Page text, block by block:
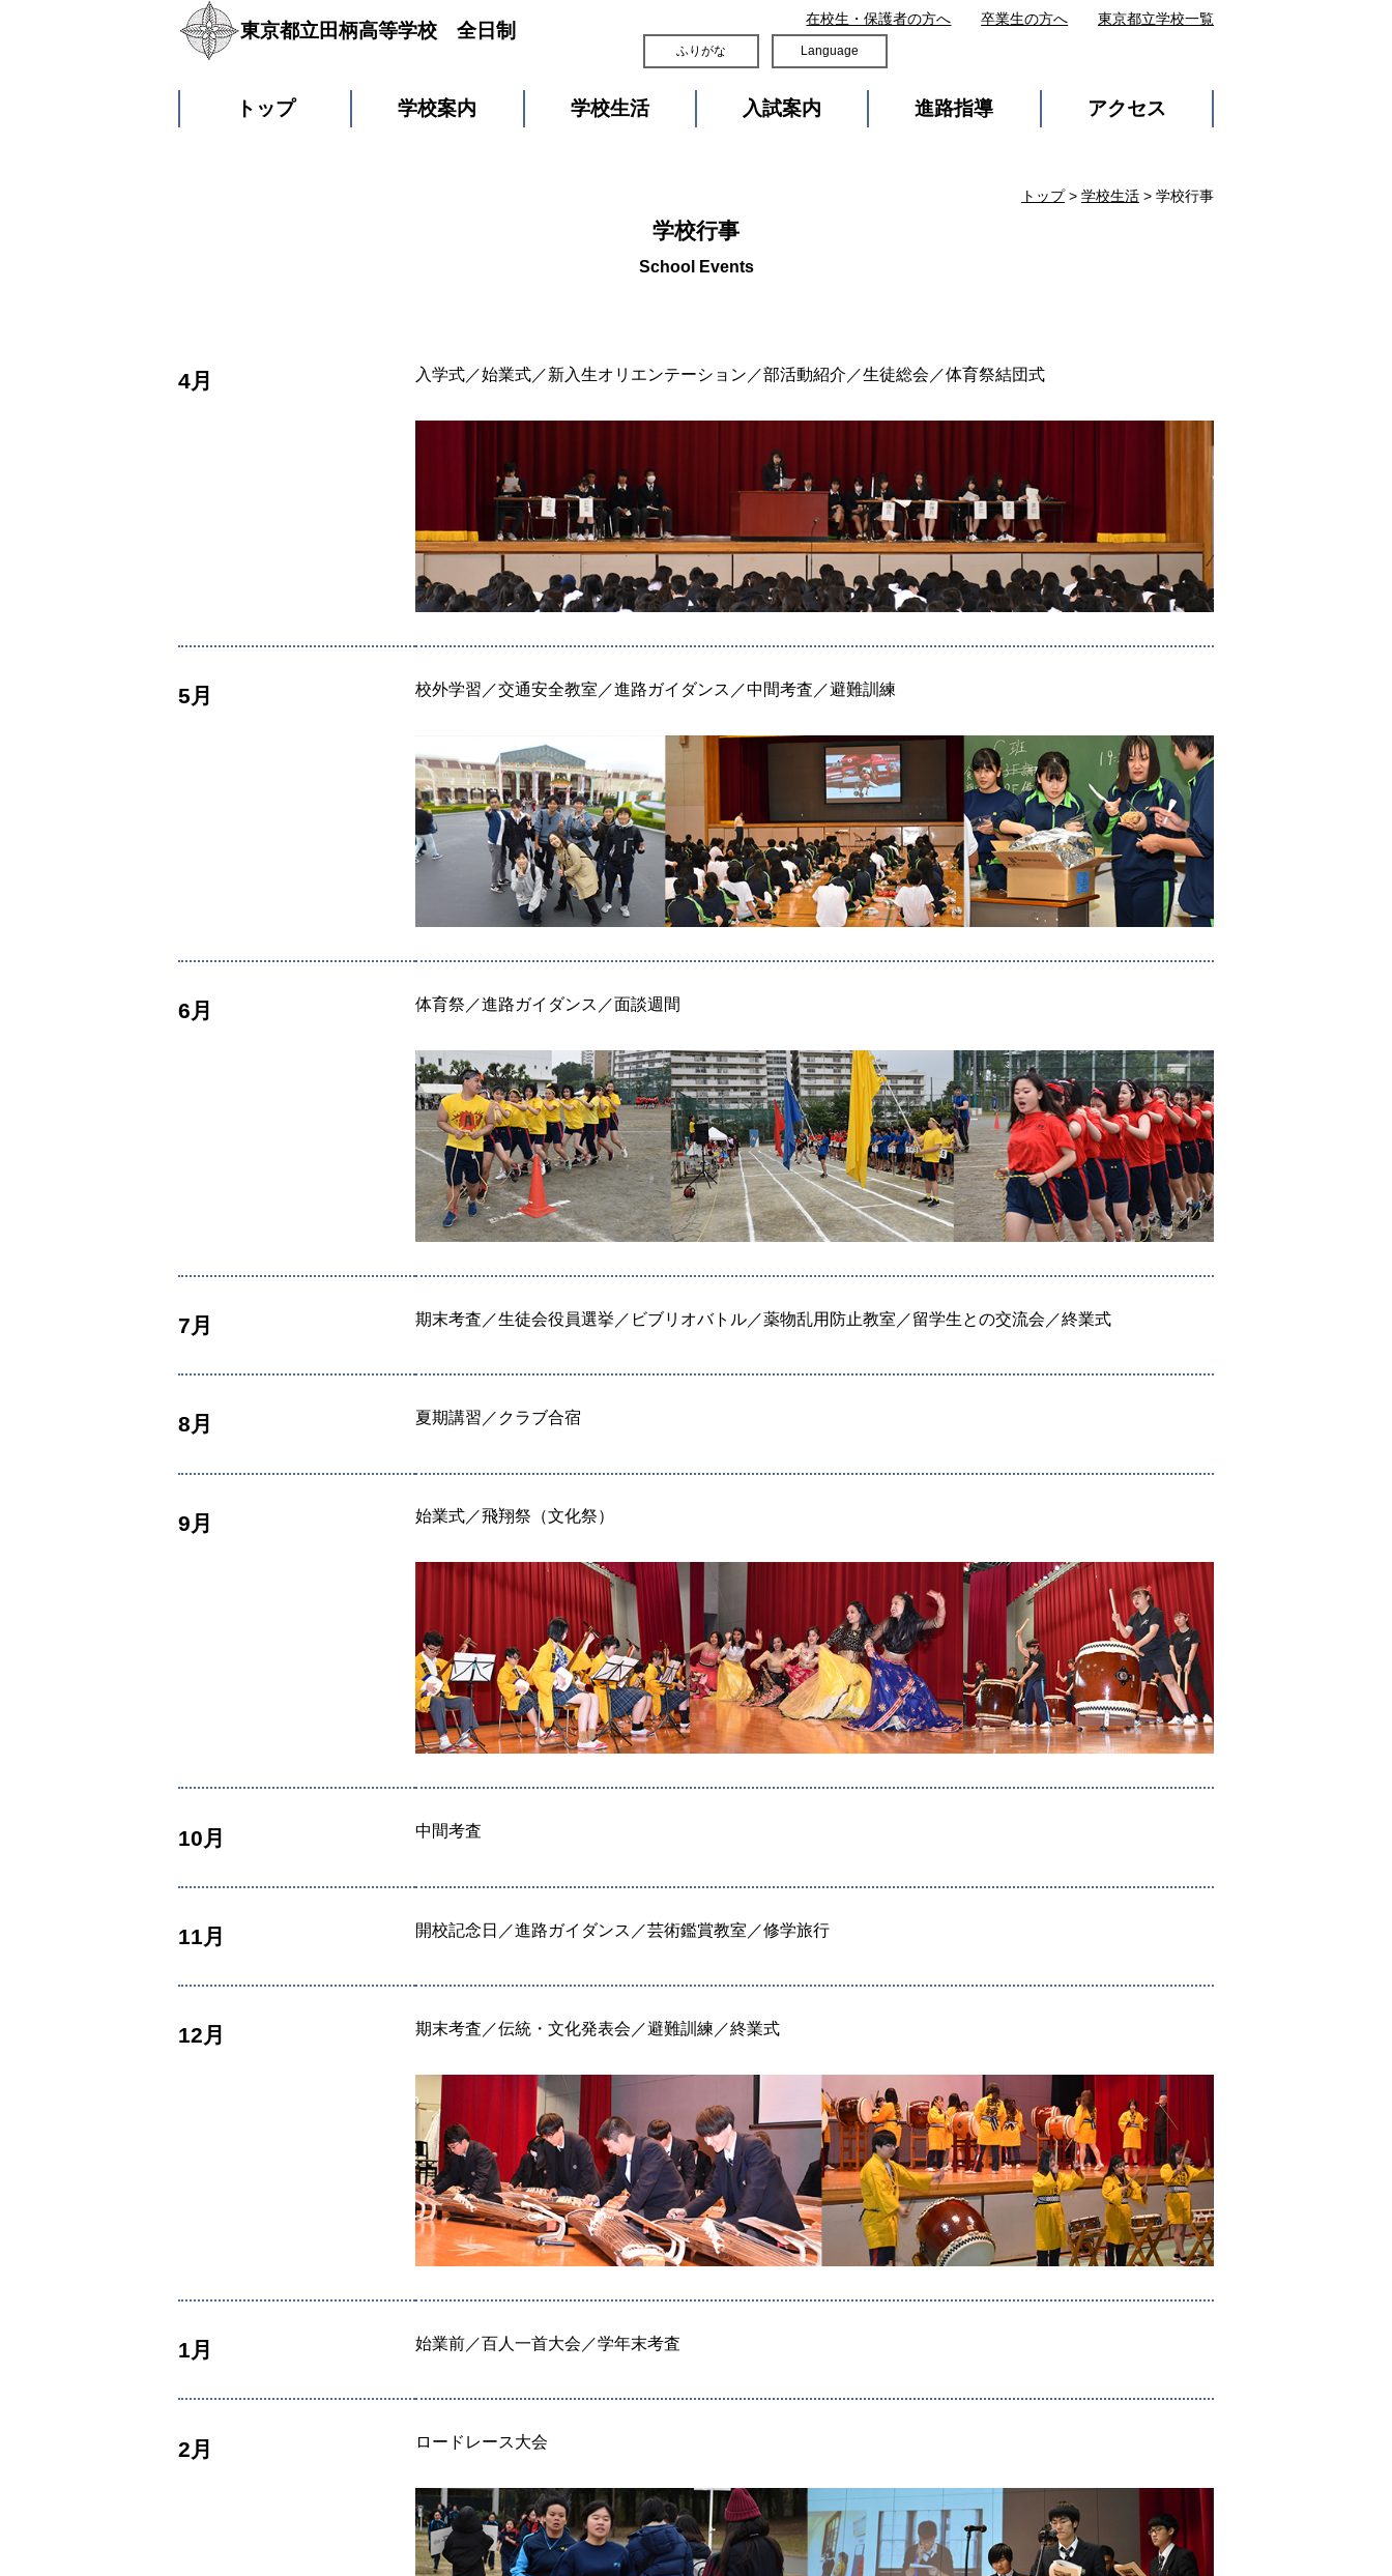
東京都立田柄高等学校 全日制
ふりがな Language
トップ 学校案内 学校生活 入試案内 進路指導 アクセス
在校生・保護者の方へ 卒業生の方へ 東京都立学校一覧
トップ> 学校生活 > 学校行事
学校行事
4月 入学式／始業式／新入生オリエンテーション／部活動紹介／生徒総会／体育祭結団式
5月 校外学習／交通安全教室／進路ガイダンス／中間考査／避難訓練
6月 体育祭／進路ガイダンス／面談週間
7月 期末考査／生徒会役員選挙／ビブリオバトル／薬物乱用防止教室／留学生との交流会／終業式
8月 夏期講習／クラブ合宿
9月 始業式／飛翔祭（文化祭）
10月 中間考査
11月 開校記念日／進路ガイダンス／芸術鑑賞教室／修学旅行
12月 期末考査／伝統・文化発表会／避難訓練／終業式
1月 始業前／百人一首大会／学年末考査
2月 ロードレース大会